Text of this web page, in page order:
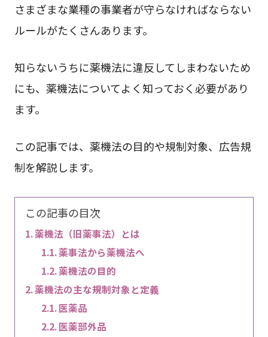
さまざまな業種の事業者が守らなければならない
ルールがたくさんあります。
知らないうちに薬機法に違反してしまわないため
にも、薬機法についてよく知っておく必要があり
ます。
この記事では、薬機法の目的や規制対象、広告規
制を解説します。
この記事の目次
薬機法（旧薬事法）とは
薬事法から薬機法へ
薬機法の目的
薬機法の主な規制対象と定義
医薬品
医薬部外品